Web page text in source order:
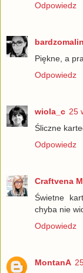
Odpowiedz
Piękne, a
Odpowiedz
wiola_c 25
Śliczne
Odpowiedz
Craftvena
Świetne
chyba nie
Odpowiedz
MontanA